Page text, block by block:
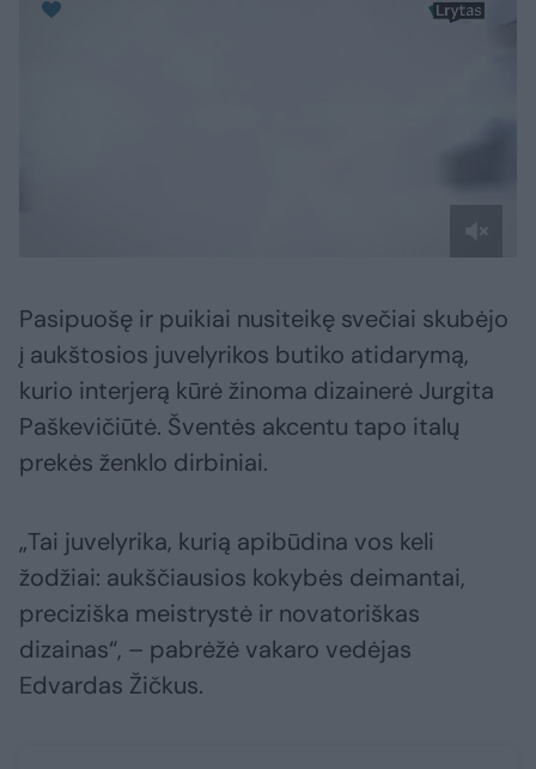
Pasipuošę ir puikiai nusiteikę svečiai skubėjo
į aukštosios juvelyrikos butiko atidarymą,
kurio interjerą kūrė žinoma dizainerė Jurgita
Paškevičiūtė. Šventės akcentu tapo italų
prekės ženklo dirbiniai.
„Tai juvelyrika, kurią apibūdina vos keli
žodžiai: aukščiausios kokybės deimantai,
preciziška meistrystė ir novatoriškas
dizainas“, – pabrėžė vakaro vedėjas
Edvardas Žičkus.